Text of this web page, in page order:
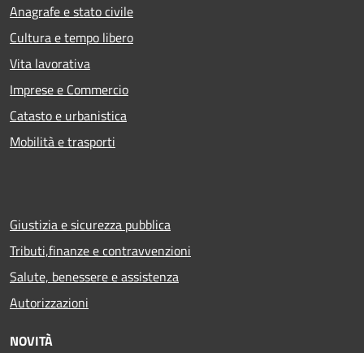
Anagrafe e stato civile
Cultura e tempo libero
Vita lavorativa
Imprese e Commercio
Catasto e urbanistica
Mobilità e trasporti
Giustizia e sicurezza pubblica
Tributi,finanze e contravvenzioni
Salute, benessere e assistenza
Autorizzazioni
NOVITÀ